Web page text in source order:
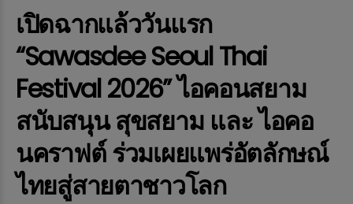
เปิดฉากแล้ววันแรก
“Sawasdee Seoul Thai
Festival 2026” ไอคอนสยาม
สนับสนุน สุขสยาม และ ไอคอ
นคราฟต์ ร่วมเผยแพร่อัตลักษณ์
ไทยสู่สายตาชาวโลก